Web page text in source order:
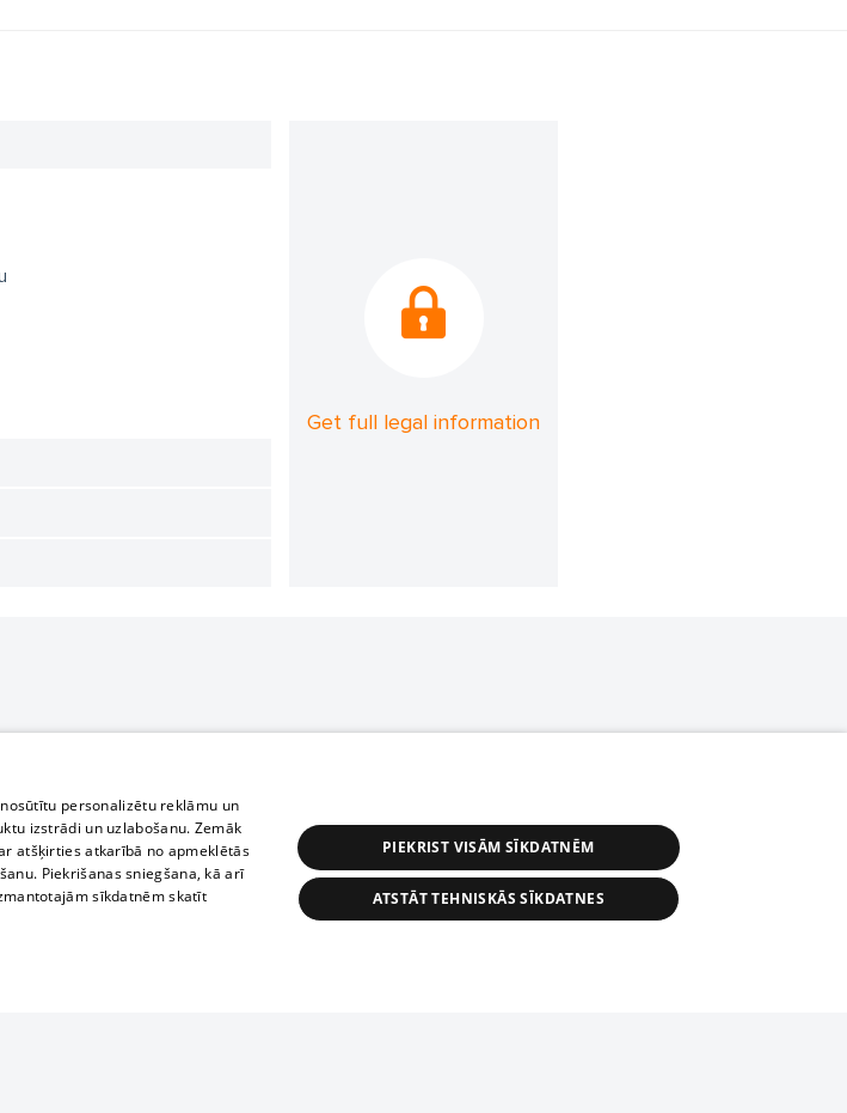
Get full legal information
personalizētu reklāmu un
izstrādi un uzlabošanu. Zemāk
atšķirties atkarībā no apmeklētās
Piekrišanas sniegšana, kā arī
sīkdatnēm skatīt
PIEKRIST VISĀM SĪKDATNĒM
ATSTĀT TEHNISKĀS SĪKDATNES